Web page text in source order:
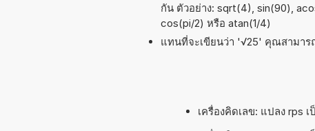
กัน ตัวอย่าง: sqrt(4), sin(90),
cos(pi/2) หรือ atan(1/4)
แทนที่จะเขียนว่า '√25' คุณสามาร
เครื่องคิดเลข: แปลง rps